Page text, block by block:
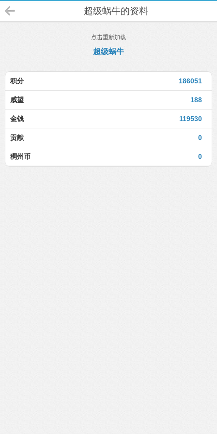
超级蜗牛的资料
点击重新加载
超级蜗牛
186051
积分
188
威望
119530
金钱
0
贡献
0
稠州币